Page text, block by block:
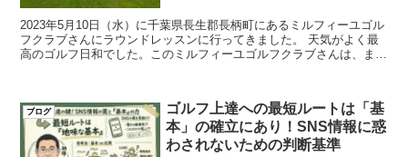
2023年5月10日（水）に千葉県長生郡長柄町にあるミルフィーユゴル
フクラブさんにラウンドレッスンに行ってきました。 天気がよく最
高のゴルフ日和でした。このミルフィーユゴルフクラブさんは、まず
ブログ
ゴルフ上達への最短ルートは「基
本」の確立にあり！SNS情報に惑
わされないための判断基準